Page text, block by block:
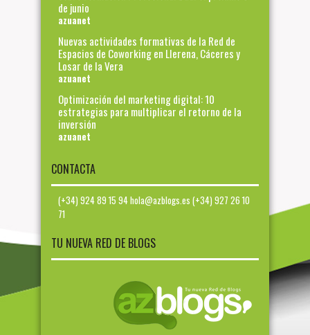
de junio
azuanet
Nuevas actividades formativas de la Red de
Espacios de Coworking en Llerena, Cáceres y
Losar de la Vera
azuanet
Optimización del marketing digital: 10
estrategias para multiplicar el retorno de la
inversión
azuanet
CONTACTA
(+34) 924 89 15 94 hola@azblogs.es (+34) 927 26 10
71
TU NUEVA RED DE BLOGS